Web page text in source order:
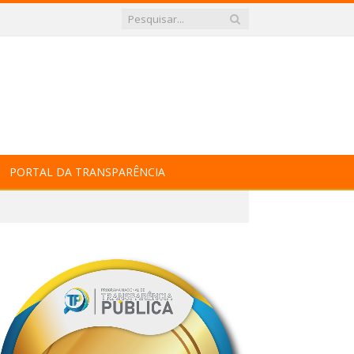
PORTAL DA TRANSPARÊNCIA